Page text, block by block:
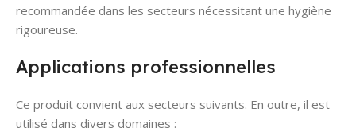
recommandée dans les secteurs nécessitant une hygiène
rigoureuse.
Applications professionnelles
Ce produit convient aux secteurs suivants. En outre, il est
utilisé dans divers domaines :